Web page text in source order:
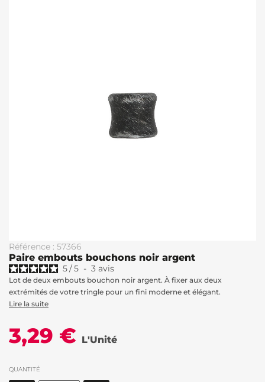
Référence : 57366
Paire embouts bouchons noir argent
5/5 - 3 avis
Lot de deux embouts bouchon noir argent. À fixer aux deux
extrémités de votre tringle pour un fini moderne et élégant.
Lire la suite
3,29 € L'Unité
QUANTITÉ